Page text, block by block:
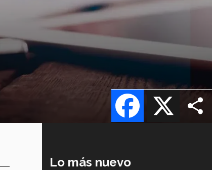
X
Facebook
Lo más nuevo